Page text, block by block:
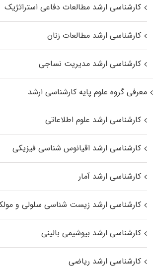
کارشناسی ارشد مطالعات دفاعی استراتژیک
کارشناسی ارشد مطالعات زنان
کارشناسی ارشد مدیریت نساجی
معرفی گروه علوم پایه کارشناسی ارشد
کارشناسی ارشد علوم اطلاعاتی
کارشناسی ارشد اقیانوس‌ شناسی فیزیکی
کارشناسی ارشد آمار
کارشناسی ارشد زیست شناسی سلولی و
کارشناسی ارشد بیوشیمی بالینی
کارشناسی ارشد ریاضی